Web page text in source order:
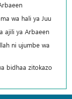
wa hali ya Juu
ajili ya Arbaeen
ni ujumbe wa
bidhaa zitokazo